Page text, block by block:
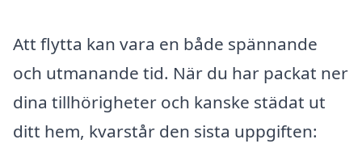
Att flytta kan vara en både spännande
och utmanande tid. När du har packat ner
dina tillhörigheter och kanske städat ut
ditt hem, kvarstår den sista uppgiften: